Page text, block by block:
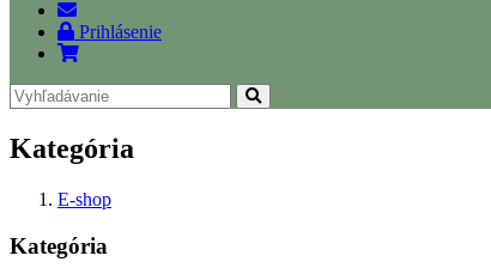
Prihlásenie
Kategória
E-shop
Kategória